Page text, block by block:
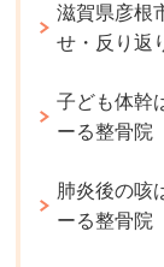
滋賀県彦根
せ・反り返
子ども体幹
ーる整骨院
肺炎後の咳
ーる整骨院